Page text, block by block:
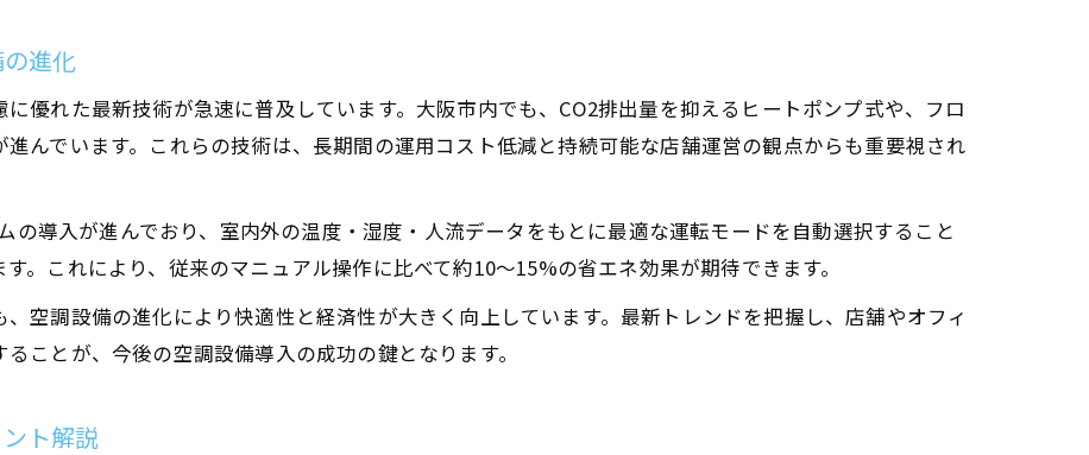
業務用空調設備の最新機器導入のポイント紹介
現場で活躍する冷暖房工事の最新動向を解説
冷暖房工事の技術進化と空調設備市場の動向
店舗設計と連携した冷暖房工事の最新トレンド
エネテック大阪などの空調設備導入動向を解説
冷暖房工事の最新技術が空調設備に与える影響
進化
優れた最新技術が急速に普及しています。大阪市内でも、CO2排出量を抑えるヒートポンプ式や、フロ
んでいます。これらの技術は、長期間の運用コスト低減と持続可能な店舗運営の観点からも重要視され
の導入が進んでおり、室内外の温度・湿度・人流データをもとに最適な運転モードを自動選択すること
。これにより、従来のマニュアル操作に比べて約10〜15%の省エネ効果が期待できます。
空調設備の進化により快適性と経済性が大きく向上しています。最新トレンドを把握し、店舗やオフィ
ことが、今後の空調設備導入の成功の鍵となります。
ト解説